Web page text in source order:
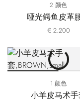
2 颜色
哑光鳄鱼皮革
€ 2.200
1 颜色
小羊皮马术